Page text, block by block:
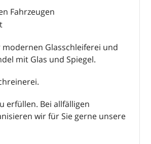
Fahrzeugen
Glasschleiferei und
mit Glas und Spiegel.
erfüllen. Bei allfälligen
wir für Sie gerne unsere